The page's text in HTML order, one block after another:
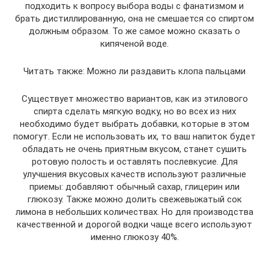
подходить к вопросу выбора воды с фанатизмом и
брать дистиллированную, она не смешается со спиртом
должным образом. То же самое можно сказать о
кипяченой воде.
Читать также: Можно ли раздавить клопа пальцами
Существует множество вариантов, как из этилового
спирта сделать мягкую водку, но во всех из них
необходимо будет выбрать добавки, которые в этом
помогут. Если не использовать их, то ваш напиток будет
обладать не очень приятным вкусом, станет сушить
ротовую полость и оставлять послевкусие. Для
улучшения вкусовых качеств используют различные
приемы: добавляют обычный сахар, глицерин или
глюкозу. Также можно долить свежевыжатый сок
лимона в небольших количествах. Но для производства
качественной и дорогой водки чаще всего используют
именно глюкозу 40%.